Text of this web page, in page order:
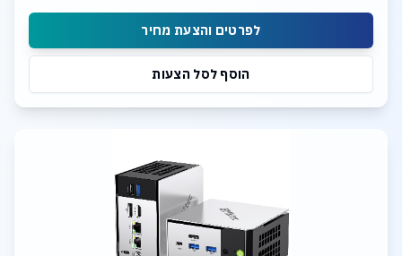
לפרטים והצעת מחיר
הוסף לסל הצעות